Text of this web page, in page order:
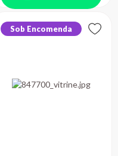
Sob Encomenda